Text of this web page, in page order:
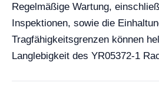
Regelmäßige Wartung,
Inspektionen, sowie die
Tragfähigkeitsgrenzen können
Langlebigkeit des YR05372-1